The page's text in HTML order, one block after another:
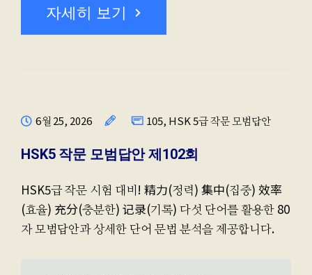
자세히 보기
6월 25, 2026 105, HSK 5급 작문 모범답안
HSK5 작문 모범답안 제102회
HSK5급 작문 시험 대비! 精力(정력) 集中(집중) 效率
(효율) 充分(충분한) 记录(기록) 다섯 단어를 활용한 80
자 모범답안과 상세한 단어 문법 분석을 제공합니다.